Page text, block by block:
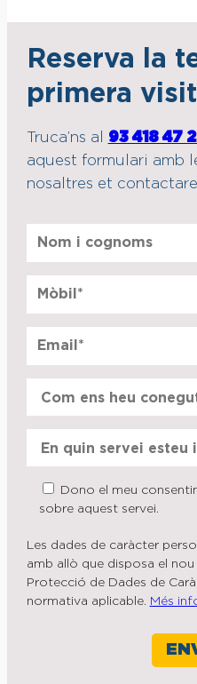
Reserva la
primera
Truca’ns al 93 418 47
aquest formulari amb
nosaltres et
Dono el meu
sobre aquest servei.
Les dades de caràcter
amb allò que disposa el
Protecció de Dades de
normativa aplicable. Més